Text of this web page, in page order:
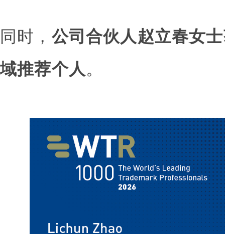
同时， 公司合伙人赵立春女
域推荐个人。